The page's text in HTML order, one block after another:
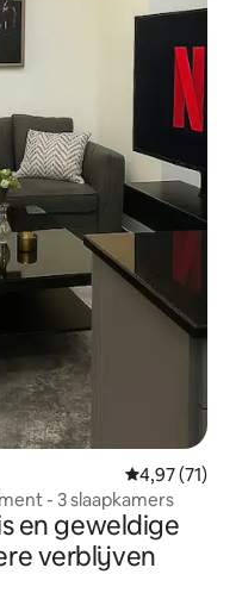
Gemiddelde
4,97 (71)
- 3 slaapkamers
en geweldige
verblijven